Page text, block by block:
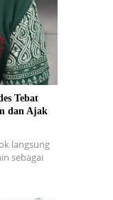
Tebat
dan Ajak
langsung
sebagai